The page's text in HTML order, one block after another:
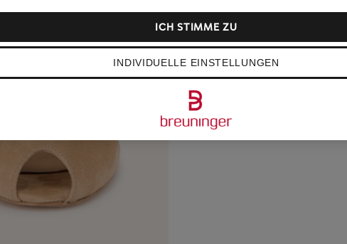
INDIVIDUELLE EINSTELLUNGEN
ICH STIMME ZU